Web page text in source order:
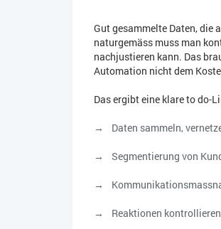
Gut gesammelte Daten, die
naturgemäss muss man
nachjustieren kann. Das
Automation nicht dem
Das ergibt eine klare to do-
Daten sammeln,
Segmentierung von
Reaktionen